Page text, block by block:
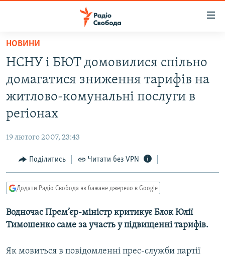
Перейти
основного
матеріалу
до
основної
Перейти
пошуку
ПОЛІТИКА
КУЛЬТУРА
СПОРТ
СВІТ
ВІЙНА
ДОНБАС.РЕАЛІЇ
КРИМ.РЕАЛІЇ
ТИ ЯК?
КИТАЙ.ВИКЛИКИ
ФОТО
НОВИНИ
НСНУ і БЮТ домовилися спільно
домагатися зниження тарифів на
житлово-комунальні послуги в
регіонах
19 лютого 2007, 23:43
Поділитись Читати без VPN
Додати Радіо Свобода як бажане джерело в Google
Водночас Прем’єр-міністр критикує Блок Юлії
Тимошенко саме за участь у підвищенні тарифів.
Як мовиться в повідомленні прес-служби партії